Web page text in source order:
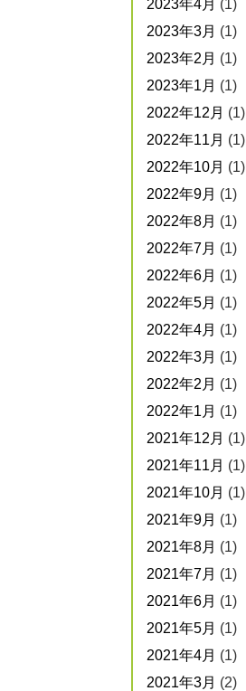
2023年4月 (1)
2023年3月 (1)
2023年2月 (1)
2023年1月 (1)
2022年12月 (1)
2022年11月 (1)
2022年10月 (1)
2022年9月 (1)
2022年8月 (1)
2022年7月 (1)
2022年6月 (1)
2022年5月 (1)
2022年4月 (1)
2022年3月 (1)
2022年2月 (1)
2022年1月 (1)
2021年12月 (1)
2021年11月 (1)
2021年10月 (1)
2021年9月 (1)
2021年8月 (1)
2021年7月 (1)
2021年6月 (1)
2021年5月 (1)
2021年4月 (1)
2021年3月 (2)